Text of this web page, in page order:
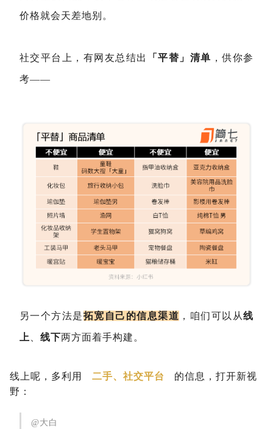
价格就会天差地别。
社交平台上，有网友总结出 「平替」清单 ，供你参
考——
另一个方法是拓宽自己的信息渠道 ，咱们可以从线
上 线下两方面着手构建。
线上呢，多利用 二手、社交平台
的信息，打开新视
野：
@大白